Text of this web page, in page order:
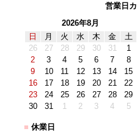
営業日
2026年8月
日
月 火 水 木 金
土
26
27 28 29 30 31
1
2
3 4 5 6 7
8
9
10 11 12 13 14
15
16
17 18 19 20 21
22
23
24 25 26 27 28
29
30
31 1 2 3 4 5
■ 休業日